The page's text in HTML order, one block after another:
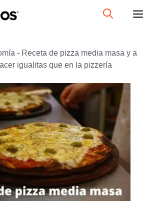
- Receta de pizza media masa y a
igualitas que en la pizzería